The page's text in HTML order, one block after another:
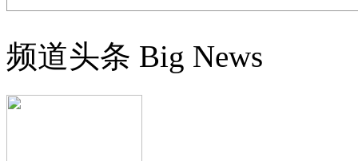
频道头条 Big News